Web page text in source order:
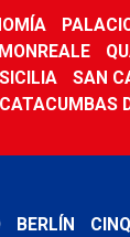
SAN
CATACUMBAS
BERLÍN